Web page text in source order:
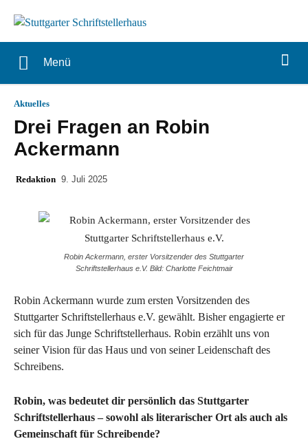
Menü
Aktuelles
Drei Fragen an Robin
Ackermann
Redaktion 9. Juli 2025
Robin Ackermann, erster Vorsitzender des Stuttgarter
Schriftstellerhaus e.V. Bild: Charlotte Feichtmair
Robin Ackermann wurde zum ersten Vorsitzenden des
Stuttgarter Schriftstellerhaus e.V. gewählt. Bisher engagierte er
sich für das Junge Schriftstellerhaus. Robin erzählt uns von
seiner Vision für das Haus und von seiner Leidenschaft des
Schreibens.
Robin, was bedeutet dir persönlich das Stuttgarter
Schriftstellerhaus – sowohl als literarischer Ort als auch als
Gemeinschaft für Schreibende?